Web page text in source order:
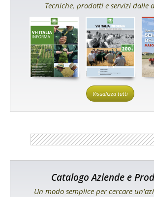
Tecniche, prodotti e servizi dalle
Visualizza tutti
Catalogo Aziende e
Un modo semplice per cercare